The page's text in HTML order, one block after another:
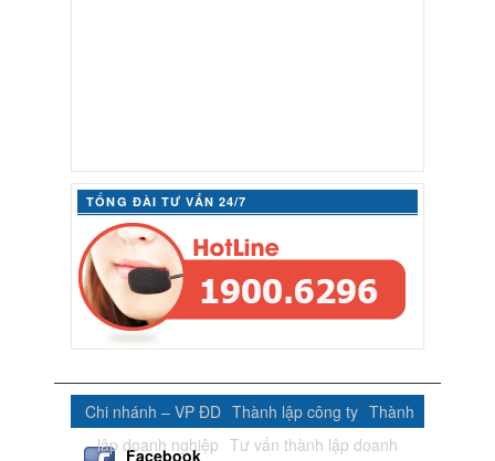
TỔNG ĐÀI TƯ VẤN 24/7
Chi nhánh – VP ĐD Thành lập công ty Thành
lập doanh nghiệp Tư vấn thành lập doanh
Facebook